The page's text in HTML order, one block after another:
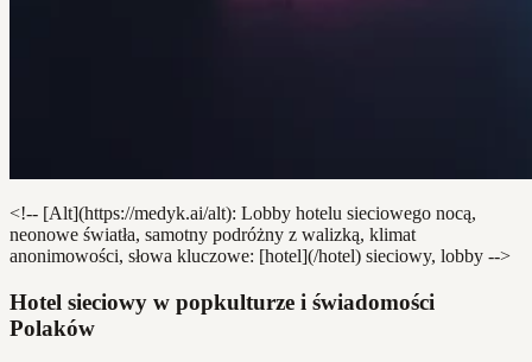
<!-- [Alt](https://medyk.ai/alt): Lobby hotelu sieciowego nocą,
neonowe światła, samotny podróżny z walizką, klimat
anonimowości, słowa kluczowe: [hotel](/hotel) sieciowy, lobby -->
Hotel sieciowy w popkulturze i świadomości
Polaków